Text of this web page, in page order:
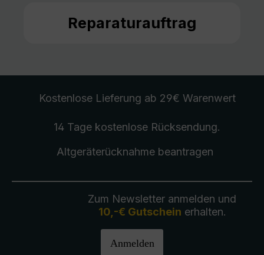
Reparaturauftrag
Kostenlose Lieferung ab 29€ Warenwert
14 Tage kostenlose Rücksendung.
Altgeräterücknahmebeantragen
Zum Newsletter anmelden und
10,-€ Gutschein erhalten.
Anmelden